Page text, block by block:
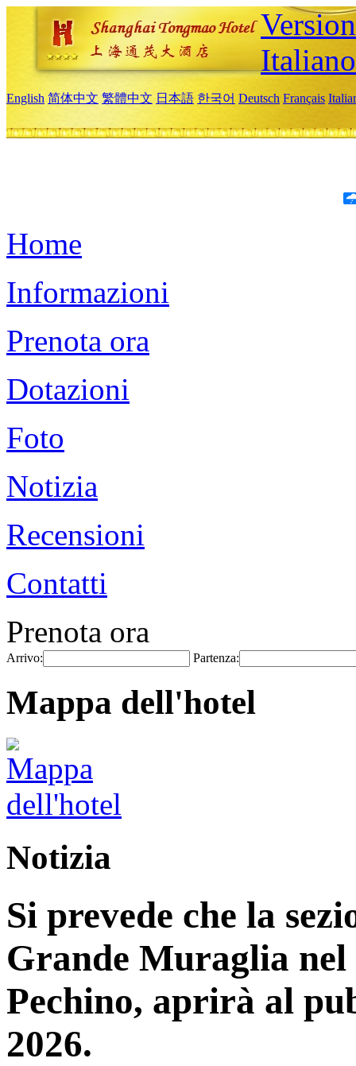
Italiano
English 简体中文 繁體中文 日本語 한국어 Deutsch Français
Home
Informazioni
Prenota ora
Dotazioni
Foto
Notizia
Recensioni
Contatti
Prenota ora
Arrivo: Partenza:
Mappa dell'hotel
Notizia
Si prevede che la
Grande Muraglia
Pechino, aprirà al
2026.